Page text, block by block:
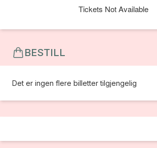
Tickets Not Available
BESTILL
Det er ingen flere billetter tilgjengelig